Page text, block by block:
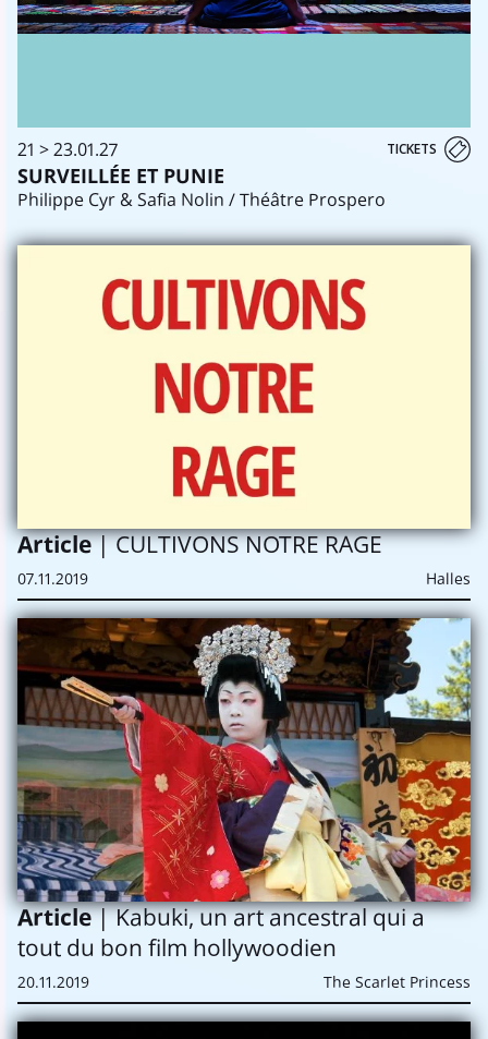
21 > 23.01.27 TICKETS
SURVEILLÉE ET PUNIE
Philippe Cyr & Safia Nolin / Théâtre Prospero
Article| CULTIVONS NOTRE RAGE
07.11.2019 Halles
Article| Kabuki, un art ancestral qui a
tout du bon film hollywoodien
20.11.2019 The Scarlet Princess